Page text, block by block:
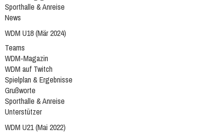
Sporthalle & Anreise
News
WDM U18 (Mär 2024)
Teams
WDM-Magazin
WDM auf Twitch
Spielplan & Ergebnisse
Grußworte
Sporthalle & Anreise
Unterstützer
WDM U21 (Mai 2022)